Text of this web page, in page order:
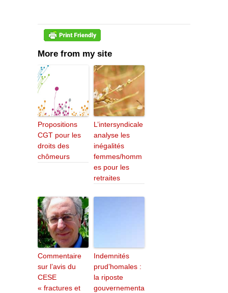
More from my site
Propositions
CGT pour les
droits des
chômeurs
L’intersyndicale
analyse les
inégalités
femmes/homm
es pour les
retraites
Commentaire
sur l’avis du
CESE
« fractures et
Indemnités
prud’homales :
la riposte
gouvernementa